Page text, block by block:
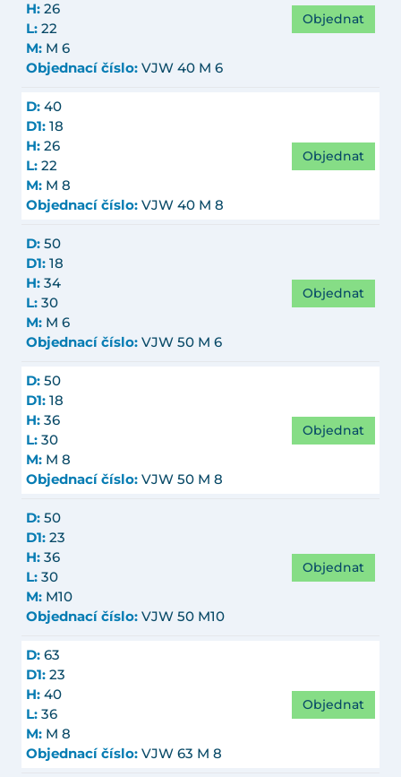
H: 26
L: 22
M: M 6
Objednací číslo: VJW 40 M 6
Objednat
D: 40
D1: 18
H: 26
L: 22
M: M 8
Objednací číslo: VJW 40 M 8
Objednat
D: 50
D1: 18
H: 34
L: 30
M: M 6
Objednací číslo: VJW 50 M 6
Objednat
D: 50
D1: 18
H: 36
L: 30
M: M 8
Objednací číslo: VJW 50 M 8
Objednat
D: 50
D1: 23
H: 36
L: 30
M: M10
Objednací číslo: VJW 50 M10
Objednat
D: 63
D1: 23
H: 40
L: 36
M: M 8
Objednací číslo: VJW 63 M 8
Objednat